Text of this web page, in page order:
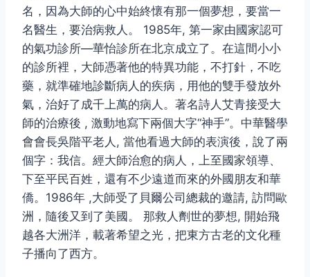
名，因為大師的心中始終懷有那一個夢想，要當一
名醫生，要治病救人。 1985年, 第一家由國家認可
的氣功診所―華怡診所在北京成立了。在這間小小
的診所裡，大師憑著他的特異功能，不打針，不吃
藥，就準確地診斷病人的疾病，用他的雙手發放外
氣，治好了成千上萬的病人。著名詩人艾青接受大
師的治療後 , 激動地寫下兩個大字“神手”。中華醫學
會會長吳階平老人, 當他看過大師的表演後，說了兩
個字：我信。經大師治愈的病人，上至國家領導、
下至平民百姓，還有不少遠道而來的外國朋友和華
僑。1986年 ,大師受了貝爾公司總裁的邀請, 訪問歐
洲，隨後又到了美國。 那救人劑世的夢想, 開始飛
越各大洲洋，載著希望之光，把東方古老的文化種
子播向了西方。